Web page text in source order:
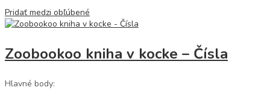
Pridať medzi obľúbené
Zoobookoo kniha v kocke – Čísla
Hlavné body: